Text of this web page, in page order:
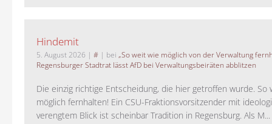
Hindemit
5. August 2026 | # | bei „So weit wie möglich von der Verwaltung
Regensburger Stadtrat lässt AfD bei Verwaltungsbeiräten abblitzen
Die einzig richtige Entscheidung, die hier getroffen wurde. So
möglich fernhalten! Ein CSU-Fraktionsvorsitzender mit
verengtem Blick ist scheinbar Tradition in Regensburg. Als M...